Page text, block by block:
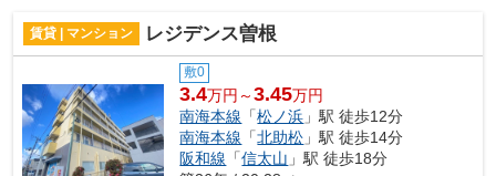
賃貸 | マンション レジデンス曽根
敷0
3.4万円～3.45万円
南海本線 「松ノ浜 」駅 徒歩12分
南海本線 「北助松 」駅 徒歩14分
阪和線 「信太山 」駅 徒歩18分